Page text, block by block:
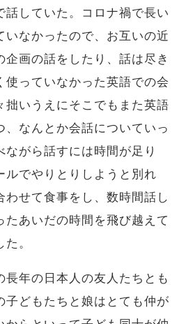
話していた。コロナ禍で長い
いなかったので、お互いの近
企画の話をしたり、話は尽き
使っていなかった英語での会
拙いうえにそこでもまた英語
、なんとか会話についていっ
ながら話すには時間が足り
ルでやりとりしようと別れ
わせて食事をし、数時間話し
たあいだの時間を飛び越えて
。
長年の日本人の友人たちとも
子どもたちと娘はとても仲が